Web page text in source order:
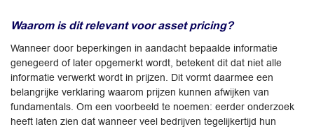
Waarom is dit relevant voor asset pricing?
Wanneer door beperkingen in aandacht bepaalde informatie
genegeerd of later opgemerkt wordt, betekent dit dat niet alle
informatie verwerkt wordt in prijzen. Dit vormt daarmee een
belangrijke verklaring waarom prijzen kunnen afwijken van
fundamentals. Om een voorbeeld te noemen: eerder onderzoek
heeft laten zien dat wanneer veel bedrijven tegelijkertijd hun